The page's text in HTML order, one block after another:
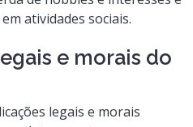
atividades sociais.
e morais do
legais e morais